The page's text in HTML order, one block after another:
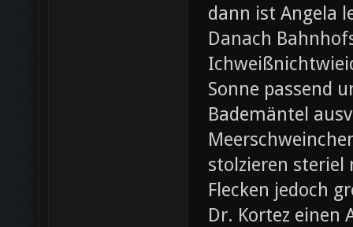
dann ist Angela
Danach
Sonne passend
Bademäntel
stolzieren steriel
Flecken jedoch
Dr. Kortez einen